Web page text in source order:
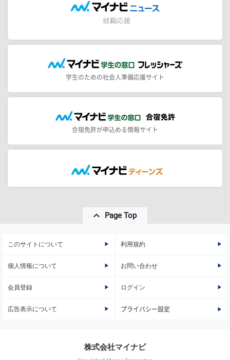
学生のための社会人準備応援サイト
合宿免許が申込める情報サイト
Page Top
このサイトについて 利用規約
個人情報について お問い合わせ
会員登録 ログイン
広告表示について プライバシー設定
株式会社マイナビ